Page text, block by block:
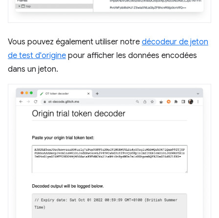
Vous pouvez également utiliser notre décodeur de jeton
de test d'origine pour afficher les données encodées
dans un jeton.